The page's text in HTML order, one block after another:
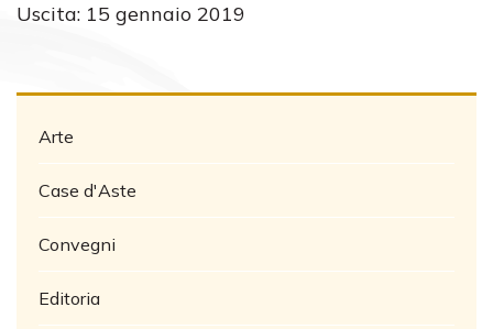
Uscita: 15 gennaio 2019
Arte
Case d'Aste
Convegni
Editoria